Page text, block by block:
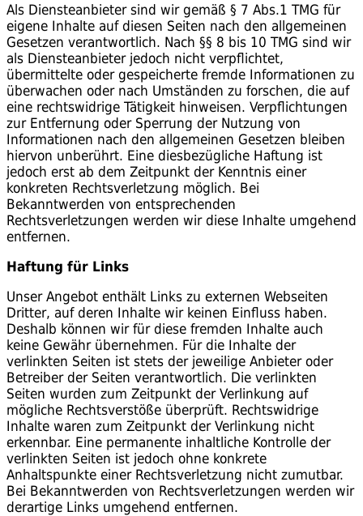
Als Diensteanbieter sind wir gemäß § 7 Abs.1 TMG für
eigene Inhalte auf diesen Seiten nach den allgemeinen
Gesetzen verantwortlich. Nach §§ 8 bis 10 TMG sind wir
als Diensteanbieter jedoch nicht verpflichtet,
übermittelte oder gespeicherte fremde Informationen zu
überwachen oder nach Umständen zu forschen, die auf
eine rechtswidrige Tätigkeit hinweisen. Verpflichtungen
zur Entfernung oder Sperrung der Nutzung von
Informationen nach den allgemeinen Gesetzen bleiben
hiervon unberührt. Eine diesbezügliche Haftung ist
jedoch erst ab dem Zeitpunkt der Kenntnis einer
konkreten Rechtsverletzung möglich. Bei
Bekanntwerden von entsprechenden
Rechtsverletzungen werden wir diese Inhalte umgehend
entfernen.
Haftung für Links
Unser Angebot enthält Links zu externen Webseiten
Dritter, auf deren Inhalte wir keinen Einfluss haben.
Deshalb können wir für diese fremden Inhalte auch
keine Gewähr übernehmen. Für die Inhalte der
verlinkten Seiten ist stets der jeweilige Anbieter oder
Betreiber der Seiten verantwortlich. Die verlinkten
Seiten wurden zum Zeitpunkt der Verlinkung auf
mögliche Rechtsverstöße überprüft. Rechtswidrige
Inhalte waren zum Zeitpunkt der Verlinkung nicht
erkennbar. Eine permanente inhaltliche Kontrolle der
verlinkten Seiten ist jedoch ohne konkrete
Anhaltspunkte einer Rechtsverletzung nicht zumutbar.
Bei Bekanntwerden von Rechtsverletzungen werden wir
derartige Links umgehend entfernen.